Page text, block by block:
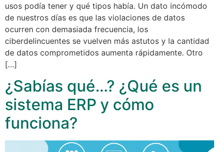
usos podía tener y qué tipos había. Un dato incómodo
de nuestros días es que las violaciones de datos
ocurren con demasiada frecuencia, los
ciberdelincuentes se vuelven más astutos y la cantidad
de datos comprometidos aumenta rápidamente. Otro
[…]
¿Sabías qué…? ¿Qué es un
sistema ERP y cómo
funciona?